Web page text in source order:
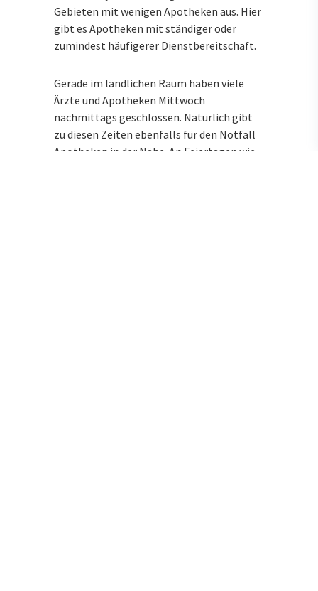
Gebieten mit wenigen Apotheken aus. Hier
gibt es Apotheken mit ständiger oder
zumindest häufigerer Dienstbereitschaft.
Gerade im ländlichen Raum haben viele
Ärzte und Apotheken Mittwoch
nachmittags geschlossen. Natürlich gibt
zu diesen Zeiten ebenfalls für den Notfall
Apotheken in der Nähe. An Feiertagen wie